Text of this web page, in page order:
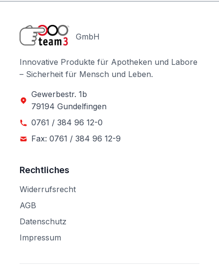
GmbH
Innovative Produkte für Apotheken und Labore
– Sicherheit für Mensch und Leben.
Gewerbestr. 1b
79194 Gundelfingen
0761 / 384 96 12-0
Fax: 0761 / 384 96 12-9
Rechtliches
Widerrufsrecht
AGB
Datenschutz
Impressum